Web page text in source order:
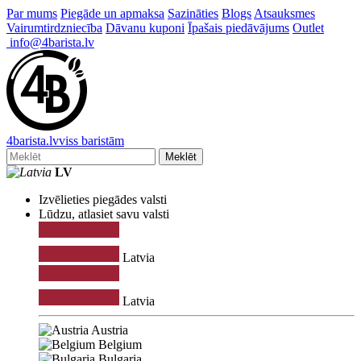
Par mums Piegāde un apmaksa Sazināties Blogs Atsauksmes
Vairumtirdzniecība Dāvanu kuponi Īpašais piedāvājums Outlet
info@4barista.lv
4barista.lvviss baristām
Meklēt
LV
Izvēlieties piegādes valsti
Lūdzu, atlasiet savu valsti
Latvia
Latvia
Austria
Belgium